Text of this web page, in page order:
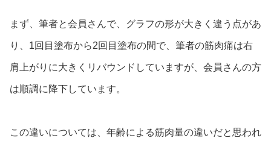
まず、筆者と会員さんで、グラフの形が大きく違う点があ
り、1回目塗布から2回目塗布の間で、筆者の筋肉痛は右
肩上がりに大きくリバウンドしていますが、会員さんの方
は順調に降下しています。
この違いについては、年齢による筋肉量の違いだと思われ